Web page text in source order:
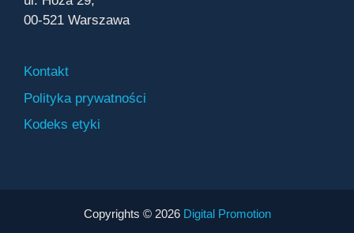
00-521 Warszawa
Kontakt
Polityka prywatności
Kodeks etyki
Copyrights © 2026 Digital Promotion